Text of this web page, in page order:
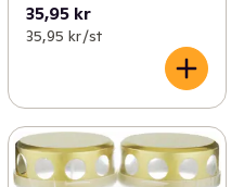
35,95 kr
35,95 kr /st